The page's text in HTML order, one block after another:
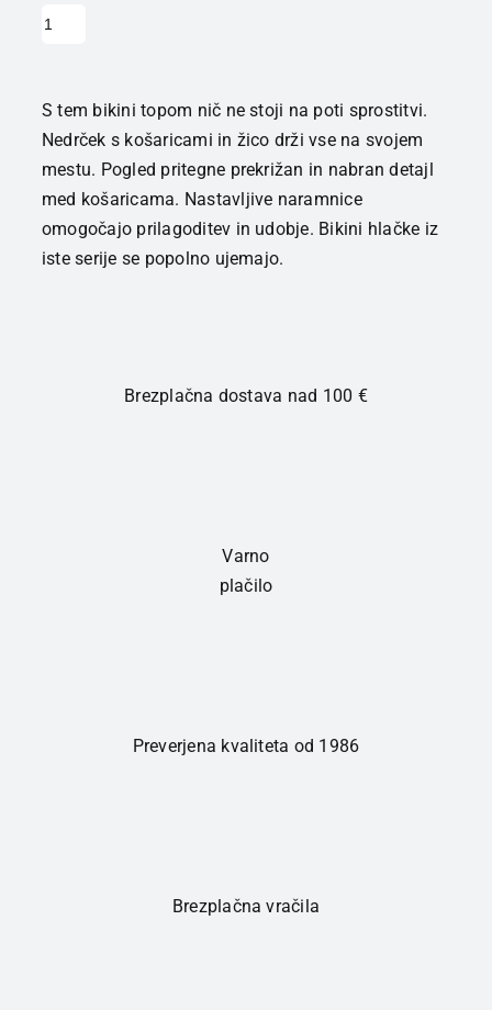
S tem bikini topom nič ne stoji na poti sprostitvi.
Nedrček s košaricami in žico drži vse na svojem
mestu. Pogled pritegne prekrižan in nabran detajl
med košaricama. Nastavljive naramnice
omogočajo prilagoditev in udobje. Bikini hlačke iz
iste serije se popolno ujemajo.
Brezplačna dostava nad 100 €
Varno
plačilo
Preverjena kvaliteta od 1986
Brezplačna vračila